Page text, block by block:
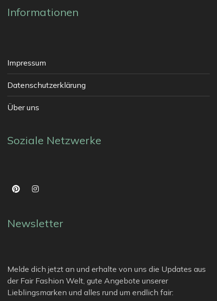
Informationen
Impressum
Datenschutzerklärung
Über uns
Soziale Netzwerke
Newsletter
Melde dich jetzt an und erhalte von uns die Updates aus
der Fair Fashion Welt, gute Angebote unserer
Lieblingsmarken und alles rund um endlich fair: